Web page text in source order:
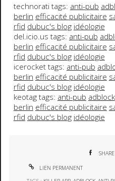
technorati tags: anti-pub
berlin efficacité publicitaire
rfid dubuc's blog idéologie
del.icio.us tags: anti-pub
berlin efficacité publicitaire
rfid dubuc's blog idéologie
icerocket tags: anti-pub
berlin efficacité publicitaire
rfid dubuc's blog idéologie
keotag tags: anti-pub adblock
berlin efficacité publicitaire
rfid dubuc's blog idéologie
SHARE
LIEN PERMANENT